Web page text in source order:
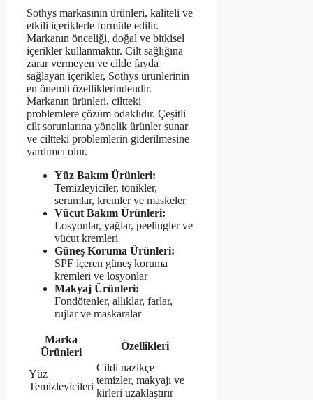
Sothys markasının ürünleri, kaliteli ve
etkili içeriklerle formüle edilir.
Markanın önceliği, doğal ve bitkisel
içerikler kullanmaktır. Cilt sağlığına
zarar vermeyen ve cilde fayda
sağlayan içerikler, Sothys ürünlerinin
en önemli özelliklerindendir.
Markanın ürünleri, ciltteki
problemlere çözüm odaklıdır. Çeşitli
cilt sorunlarına yönelik ürünler sunar
ve ciltteki problemlerin giderilmesine
yardımcı olur.
Yüz Bakım Ürünleri:
Temizleyiciler, tonikler,
serumlar, kremler ve maskeler
Vücut Bakım Ürünleri:
Losyonlar, yağlar, peelingler ve
vücut kremleri
Güneş Koruma Ürünleri:
SPF içeren güneş koruma
kremleri ve losyonlar
Makyaj Ürünleri:
Fondötenler, allıklar, farlar,
rujlar ve maskaralar
Marka
Ürünleri
Özellikleri
Yüz
Temizleyicileri
Cildi nazikçe
temizler, makyajı ve
kirleri uzaklaştırır